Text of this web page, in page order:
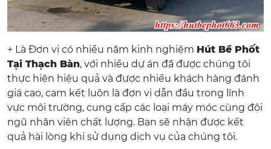
+ Là Đơn vị có nhiều năm kinh nghiệm Hút Bể Phốt
Tại Thạch Bàn, với nhiều dự án đã được chúng tôi
thực hiện hiệu quả và được nhiều khách hàng đánh
giá cao, cam kết luôn là đơn vị dẫn đầu trong lĩnh
vực môi trường, cung cấp các loại máy móc cùng đội
ngũ nhân viên chất lượng. Bạn sẽ nhận được kết
quả hài lòng khi sử dụng dịch vụ của chúng tôi.